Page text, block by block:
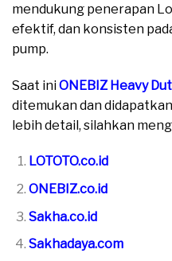
mendukung penerapan
efektif, dan konsisten
pump.
Saat iniONEBIZ Heavy
ditemukan dan
lebih detail, silahkan
LOTOTO.co.id
ONEBIZ.co.id
Sakha.co.id
Sakhadaya.com